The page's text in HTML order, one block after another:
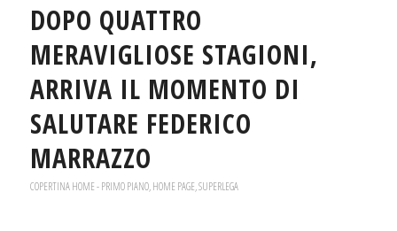
DOPO QUATTRO
MERAVIGLIOSE STAGIONI,
ARRIVA IL MOMENTO DI
SALUTARE FEDERICO
MARRAZZO
COPERTINA HOME - PRIMO PIANO,HOME PAGE,SUPERLEGA